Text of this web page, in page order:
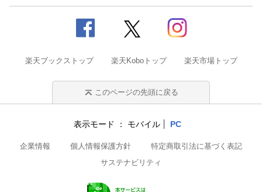
楽天ブックストップ 楽天Koboトップ 楽天市場トップ
このページの先頭に戻る
表示モード モバイル PC
企業情報 個人情報保護方針
特定商取引法に基づく表記
サステナビリティ